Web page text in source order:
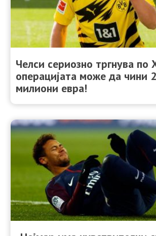
Челси сериозно тргнува по
операцијата може да чини
милиони евра!